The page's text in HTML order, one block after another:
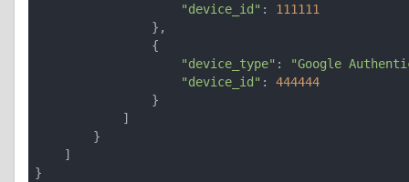
"device_id" : 111111
"device_type" :
"Google
"device_id" : 444444
}